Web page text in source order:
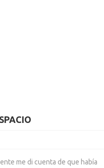
me di cuenta de que había